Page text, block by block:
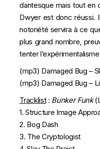
dantesque mais tout en
Dwyer est donc réussi.
notoriété servira à ce
plus grand nombre,
tenterl’expérimentalisme
(mp3) Damaged Bug –
(mp3) Damaged Bug –
Tracklist: Bunker Funk
1. Structure Image
2. Bog Dash
3. The Cryptologist